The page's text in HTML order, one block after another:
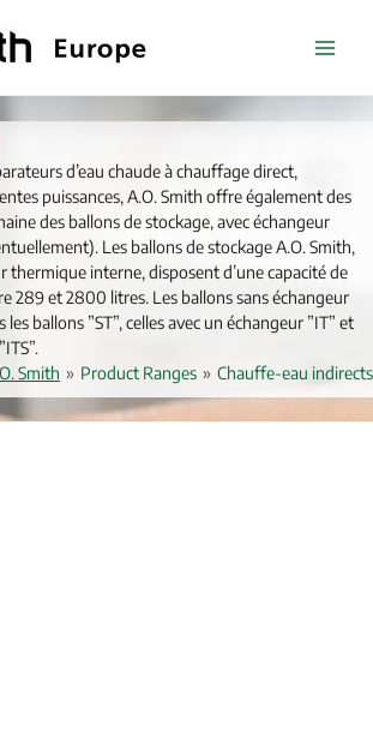
d’eau chaude à chauffage direct,
puissances, A.O. Smith offre également des
des ballons de stockage, avec échangeur
Les ballons de stockage A.O. Smith,
thermique interne, disposent d’une capacité de
289 et 2800 litres. Les ballons sans échangeur
ballons ”ST”, celles avec un échangeur ”IT” et
Smith » Product Ranges » Chauffe-eau indirects